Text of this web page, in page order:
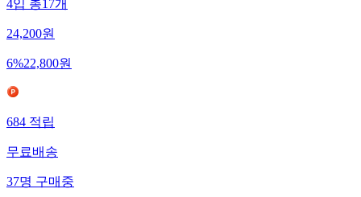
4입 총17개
24,200원
6%22,800원
684적립
무료배송
37명구매중